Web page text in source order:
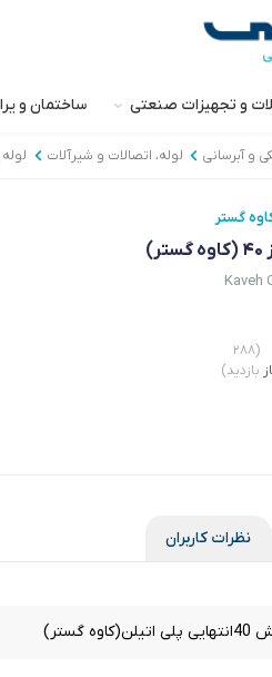
و تجهیزات صنعتی ساختمان و
و آبرسانی لوله، اتصالات و شیرآلات
گستر
Kaveh
(۲۸۸
بازدید)
نظرات کاربران
گستر)